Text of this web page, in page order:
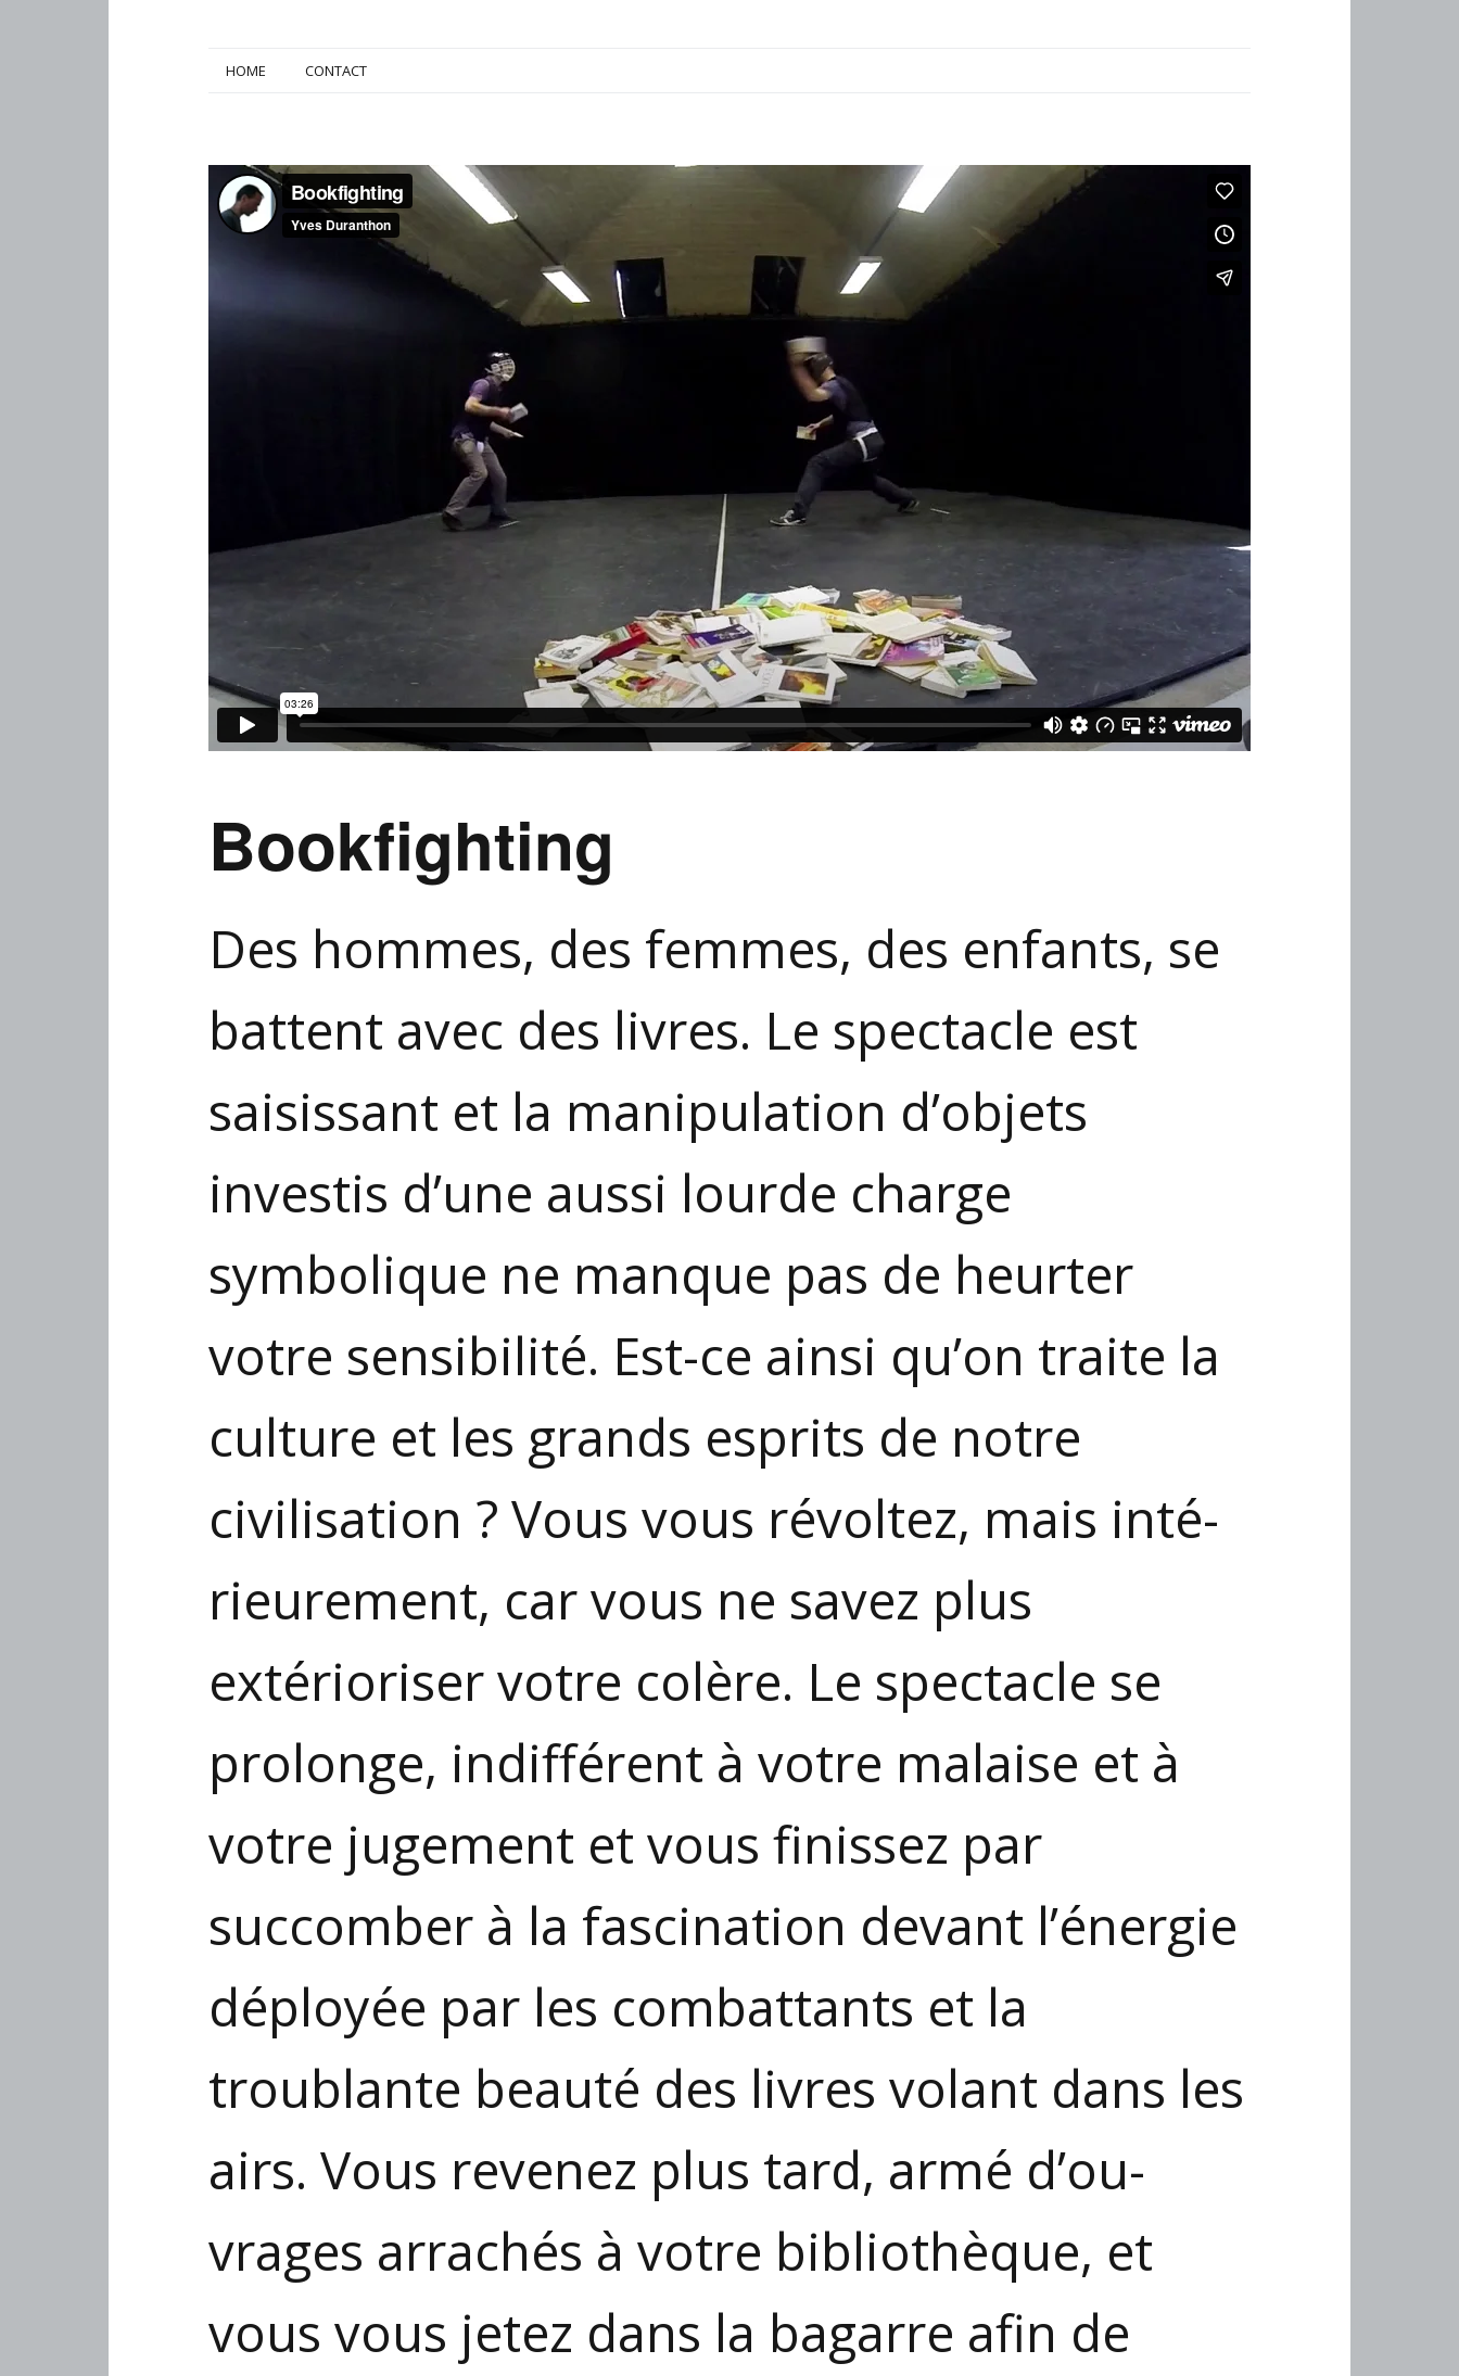
HOME CONTACT
Bookfighting
Des hommes, des femmes, des enfants, se
battent avec des livres. Le spectacle est
saisissant et la mani­pulation d’objets
investis d’une aussi lourde charge
symbolique ne manque pas de heurter
votre sensibilité. Est-ce ainsi qu’on traite la
culture et les grands esprits de notre
civilisation ? Vous vous révoltez, mais inté­
rieurement, car vous ne savez plus
extérioriser votre colère. Le spectacle se
prolonge, indifférent à votre malaise et à
votre jugement et vous finissez par
succomber à la fascination devant l’énergie
déployée par les combattants et la
troublante beauté des livres volant dans les
airs. Vous revenez plus tard, armé d’ou­
vrages arrachés à votre bibliothèque, et
vous vous jetez dans la bagarre afin de